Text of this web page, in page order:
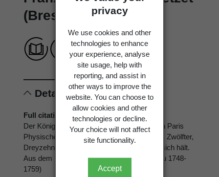
privacy
We use cookies and other
technologies to enhance
your experience, analyse
site usage, help with
reporting, and assist in
other ways to improve the
website. You can choose to
allow cookies and other
technologies or decline.
Your choice will not affect
site functionality.
Accept
(Breslau 1748-1759)
Details
Full citation
Der Königl. Akademie der Wissenschaften in Paris
Physische Abhandlungen, Erster bis Fünfter, Zwölfter,
Dreyzehnter Theil, welcher die Jahre [...] in sich hält.
Aus dem Französischen übersetzet (Breslau 1748-
1759)